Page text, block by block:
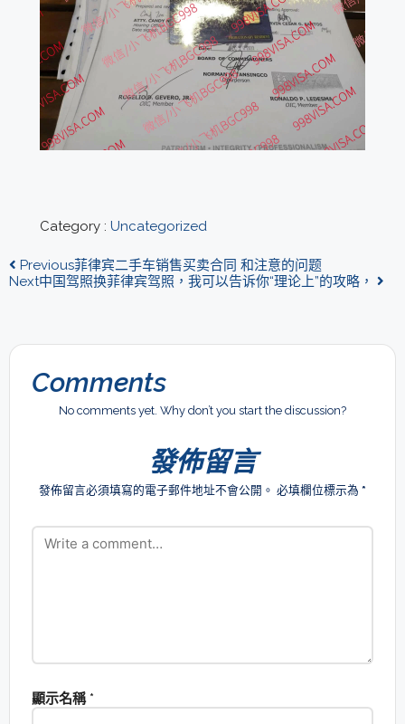
Category : Uncategorized
Previous菲律宾二手车销售买卖合同 和注意的问题
Next中国驾照换菲律宾驾照，我可以告诉你“理论上”的攻略，
Comments
No comments yet. Why don’t you start the discussion?
發佈留言
發佈留言必須填寫的電子郵件地址不會公開。 必填欄位標示為 *
顯示名稱 *